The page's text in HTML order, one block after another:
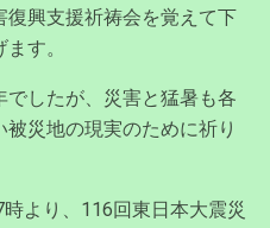
興支援祈祷会を覚えて下
す。
したが、災害と猛暑も各
災地の現実のために祈り
より、116回東日本大震災